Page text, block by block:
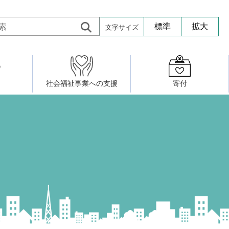
文字サイズ 標準 拡大
プチボザウルス
寄付したい
社会福祉事業への支援 寄付